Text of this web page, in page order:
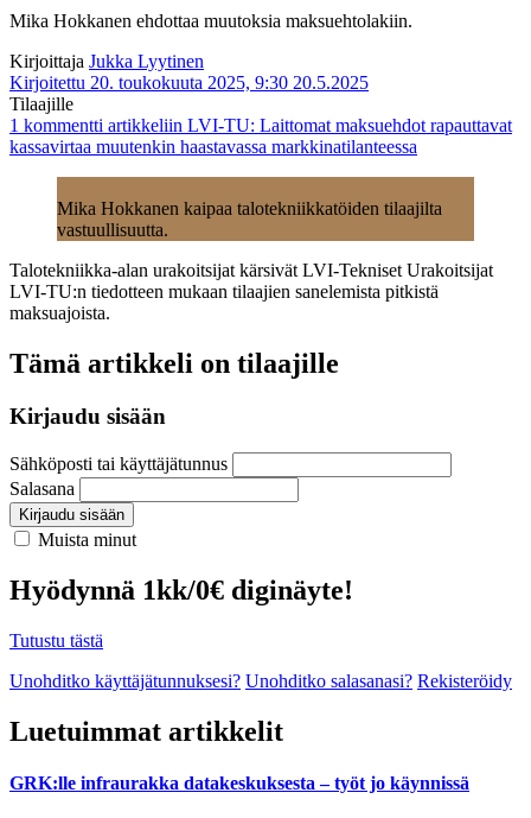
Mika Hokkanen ehdottaa muutoksia maksuehtolakiin.
Kirjoittaja Jukka Lyytinen
Kirjoitettu 20. toukokuuta 2025, 9:30 20.5.2025
Tilaajille
1 kommentti artikkeliin LVI-TU: Laittomat maksuehdot rapauttavat
kassavirtaa muutenkin haastavassa markkinatilanteessa
Mika Hokkanen kaipaa talotekniikkatöiden tilaajilta
vastuullisuutta.
Talotekniikka-alan urakoitsijat kärsivät LVI-Tekniset Urakoitsijat
LVI-TU:n tiedotteen mukaan tilaajien sanelemista pitkistä
maksuajoista.
Tämä artikkeli on tilaajille
Kirjaudu sisään
Sähköposti tai käyttäjätunnus
Salasana
Kirjaudu sisään
Muista minut
Hyödynnä 1kk/0€ diginäyte!
Tutustu tästä
Unohditko käyttäjätunnuksesi? Unohditko salasanasi? Rekisteröidy
Luetuimmat artikkelit
GRK:lle infraurakka datakeskuksesta – työt jo käynnissä